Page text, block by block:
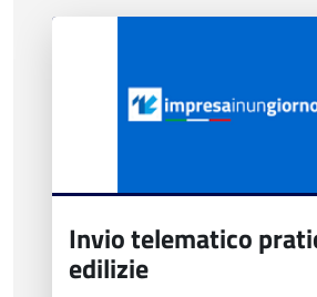
Invio telematico
edilizie